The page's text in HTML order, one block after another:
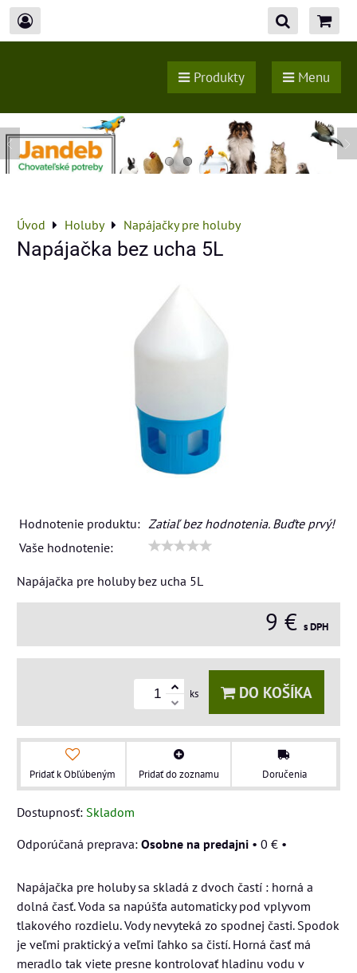
Produkty Menu
Úvod Holuby Napájačky pre holuby
Napájačka bez ucha 5L
Hodnotenie produktu: Zatiaľ bez hodnotenia. Buďte prvý!
Vaše hodnotenie:
Napájačka pre holuby bez ucha 5L
9 € s DPH
ks DO KOŠÍKA
Pridať k Obľúbeným Pridať do zoznamu Doručenia
Dostupnosť: Skladom
Osobne na predajni • 0 € •
Napájačka pre holuby sa skladá z dvoch častí : horná a
dolná časť. Voda sa napúšťa automaticky pod vplyvom
tlakového rozdielu. Vody nevyteká zo spodnej časti. Spodok
je veľmi praktický a veľmi ľahko sa čistí. Horná časť má
meradlo tak viete presne kontrolovať hladinu vodu v